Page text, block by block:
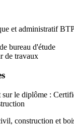
et administratif
bureau d'étude
de travaux
le diplôme :
construction et